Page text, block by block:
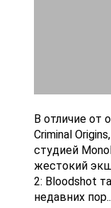
В отличие от
Criminal
студией
жестокий
2: Bloodshot
недавних